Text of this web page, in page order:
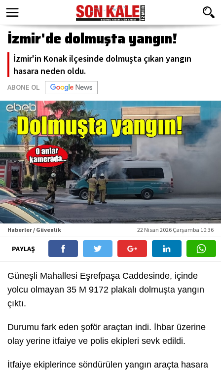
İzmir'de dolmuşta yangın!
İzmir'in Konak ilçesinde dolmuşta çıkan yangın
hasara neden oldu.
ABONE OL
Haberler / Güvenlik 22 Nisan 2026 Çarşamba 10:36
PAYLAŞ
Güneşli Mahallesi Eşrefpaşa Caddesinde, içinde
yolcu olmayan 35 M 9172 plakalı dolmuşta yangın
çıktı.
Durumu fark eden şoför araçtan indi. İhbar üzerine
olay yerine itfaiye ve polis ekipleri sevk edildi.
İtfaiye ekiplerince söndürülen yangın araçta hasara